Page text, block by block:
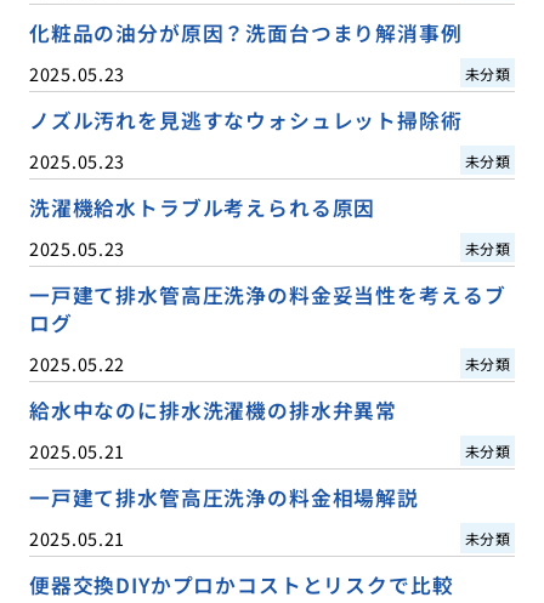
化粧品の油分が原因？洗面台つまり解消事例
2025.05.23 未分類
ノズル汚れを見逃すなウォシュレット掃除術
2025.05.23 未分類
洗濯機給水トラブル考えられる原因
2025.05.23 未分類
一戸建て排水管高圧洗浄の料金妥当性を考えるブ
ログ
2025.05.22 未分類
給水中なのに排水洗濯機の排水弁異常
2025.05.21 未分類
一戸建て排水管高圧洗浄の料金相場解説
2025.05.21 未分類
便器交換DIYかプロかコストとリスクで比較